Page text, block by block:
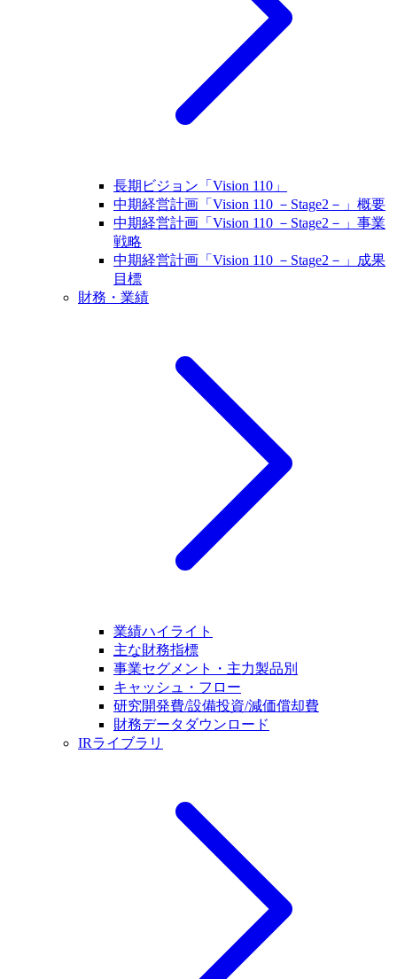
長期ビジョン「Vision 110」
中期経営計画「Vision 110 －Stage2－」概要
中期経営計画「Vision 110 －Stage2－」事業
戦略
中期経営計画「Vision 110 －Stage2－」成果
目標
財務・業績
業績ハイライト
主な財務指標
事業セグメント・主力製品別
キャッシュ・フロー
研究開発費/設備投資/減価償却費
財務データダウンロード
IRライブラリ